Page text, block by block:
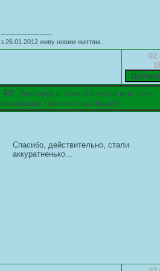
---------------------
з 26.01.2012 живу новим життям...
RE: Автозвук в тени бютжета или путь
камикадзе (моя инсталляция)
Спасибо, действительно, стали
аккуратненько...